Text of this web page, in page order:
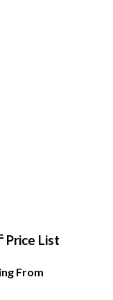
Price List
From